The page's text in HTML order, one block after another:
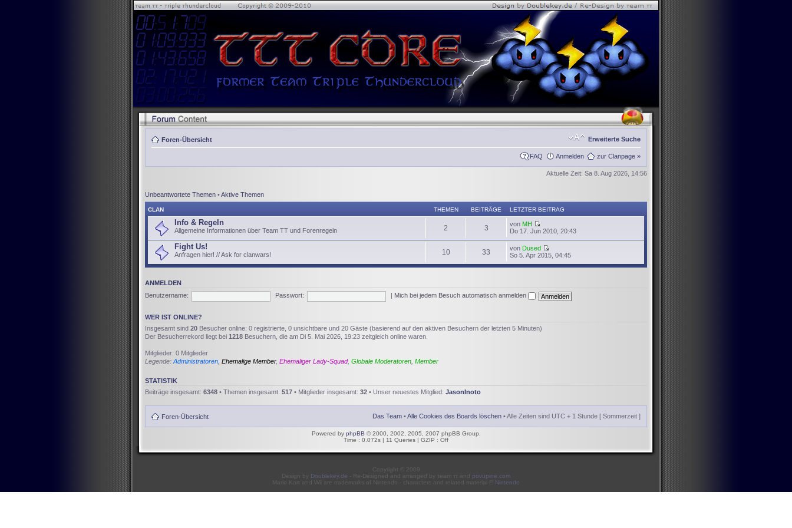
Foren-Übersicht Erweiterte Suche
FAQ Anmelden zur Clanpage »
Aktuelle Zeit: Sa 8. Aug 2026, 14:56
Unbeantwortete Themen •Aktive Themen
CLAN THEMEN BEITRÄGE LETZTER BEITRAG
Info & Regeln
Allgemeine Informationen über Team TT und Forenregeln 2 3 von MH
Do 17. Jun 2010, 20:43
Fight Us!
Anfragen hier! // Ask for clanwars! 10 33 von Dused
So 5. Apr 2015, 04:45
ANMELDEN
Benutzername:
Passwort: Mich bei jedem Besuch automatisch anmelden
WER IST ONLINE?
Insgesamt sind 20 Besucher online: 0 registrierte, 0 unsichtbare und 20 Gäste (basierend auf den aktiven Besuchern der letzten 5 Minuten)
Der Besucherrekord liegt bei 1218 Besuchern, die am Di 5. Mai 2026, 19:23 zeitgleich online waren.
Mitglieder: 0 Mitglieder
Legende: Administratoren Ehemalige Member, Ehemaliger Lady-Squad, Globale Moderatoren Member
STATISTIK
Beiträge insgesamt: 6348 • Themen insgesamt: 517 • Mitglieder insgesamt: 32 • Unser neuestes Mitglied: JasonInoto
Foren-Übersicht Das Team •Alle Cookies des Boards löschen • Alle Zeiten sind UTC + 1 Stunde [ Sommerzeit ]
Powered by phpBB © 2000, 2002, 2005, 2007 phpBB Group.
Time : 0.072s | 11 Queries | GZIP : Off
Copyright © 2009
Design by Doublekey.de - Re-Designed and arranged by τeam ττ and povupine.com
Mario Kart and Wii are trademarks of Nintendo - characters and related material © Nintendo